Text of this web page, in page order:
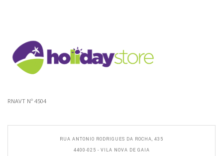
RNAVT Nº 4504
RUA ANTONIO RODRIGUES DA ROCHA, 435
4400-025 - VILA NOVA DE GAIA